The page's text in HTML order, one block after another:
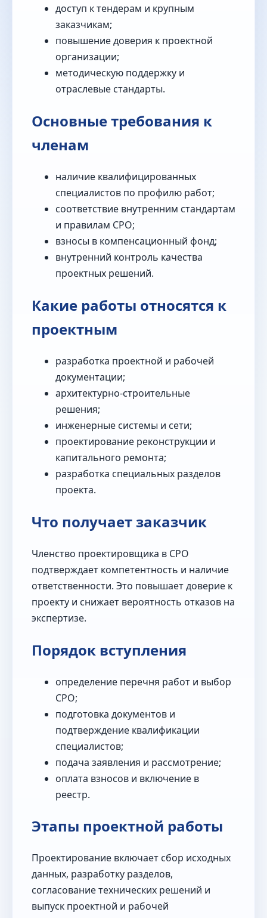
доступ к тендерам и крупным
заказчикам;
повышение доверия к проектной
организации;
методическую поддержку и
отраслевые стандарты.
Основные требования к
членам
наличие квалифицированных
специалистов по профилю работ;
соответствие внутренним стандартам
и правилам СРО;
взносы в компенсационный фонд;
внутренний контроль качества
проектных решений.
Какие работы относятся к
проектным
разработка проектной и рабочей
документации;
архитектурно-строительные
решения;
инженерные системы и сети;
проектирование реконструкции и
капитального ремонта;
разработка специальных разделов
проекта.
Что получает заказчик
Членство проектировщика в СРО
подтверждает компетентность и наличие
ответственности. Это повышает доверие к
проекту и снижает вероятность отказов на
экспертизе.
Порядок вступления
определение перечня работ и выбор
СРО;
подготовка документов и
подтверждение квалификации
специалистов;
подача заявления и рассмотрение;
оплата взносов и включение в
реестр.
Этапы проектной работы
Проектирование включает сбор исходных
данных, разработку разделов,
согласование технических решений и
выпуск проектной и рабочей